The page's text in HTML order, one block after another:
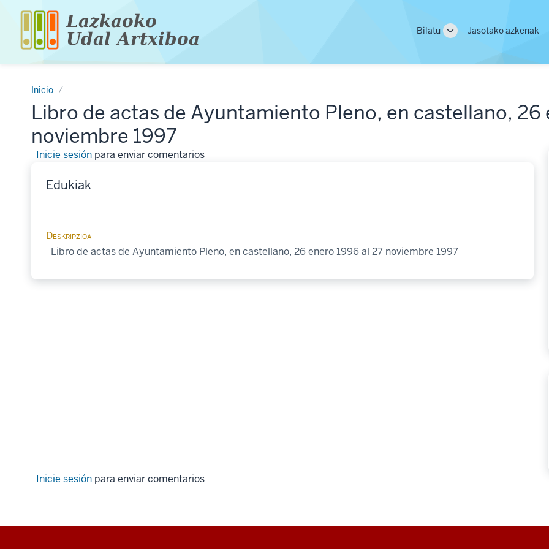
contenido
principal
Main
Bilatu
ToggleJasotako azkenak
Inicio
Libro de actas de Ayuntamiento Pleno, en castellano, 26
noviembre 1997
Inicie sesiónpara enviar comentarios
Edukiak
Deskripzioa
Libro de actas de Ayuntamiento Pleno, en castellano, 26 enero 1996 al 27 noviembre 1997
Inicie sesiónpara enviar comentarios